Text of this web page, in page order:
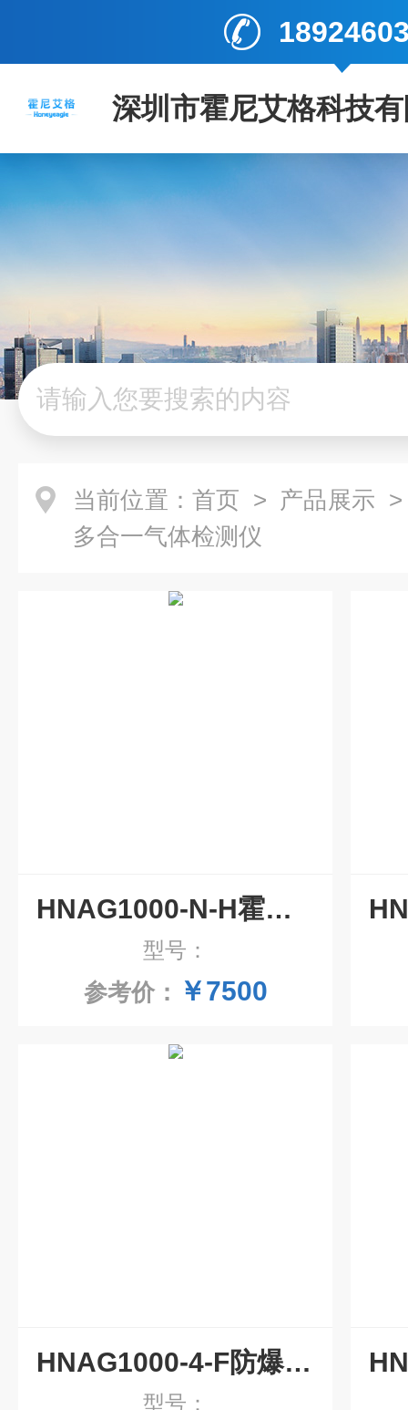
深圳市霍尼艾格科技
当前位置： 首页 > 产品展示
多合一气体检测仪
HNAG1000-N-H霍尼艾格在线式多合一气体检测仪
型号：
参考价： ￥7500
HNAG1000-4-F防爆固定式四合一气体检测仪
型号：